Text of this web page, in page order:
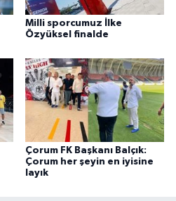
Milli sporcumuz İlke
Özyüksel finalde
Çorum FK Başkanı Balçık:
Çorum her şeyin en iyisine
layık